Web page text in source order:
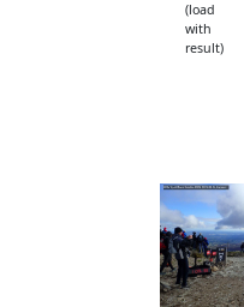
(load
with
result)